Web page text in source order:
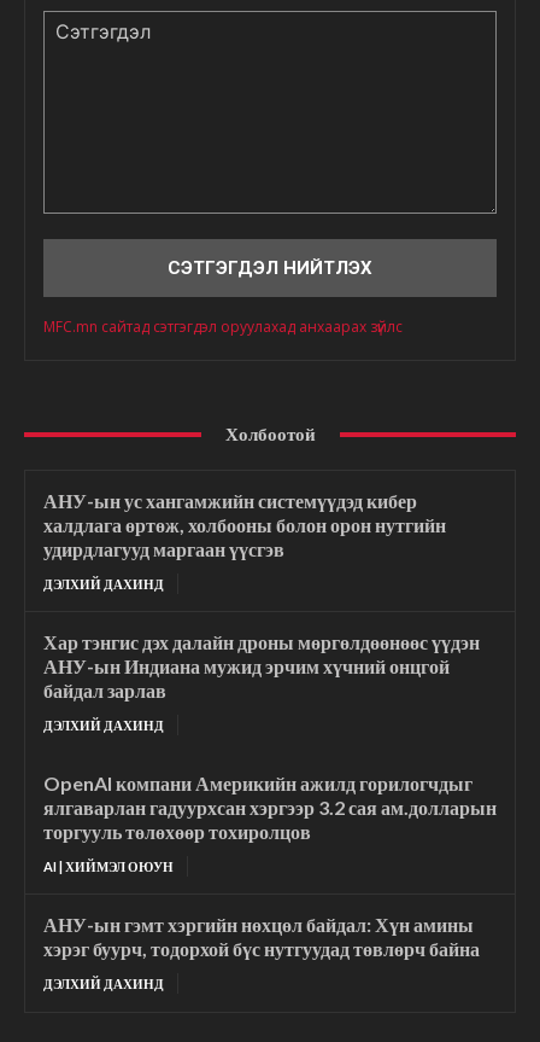
MFC.mn сайтад сэтгэгдэл оруулахад анхаарах зүйлс
Холбоотой
АНУ-ын ус хангамжийн системүүдэд кибер
халдлага өртөж, холбооны болон орон нутгийн
удирдлагууд маргаан үүсгэв
ДЭЛХИЙ ДАХИНД
Хар тэнгис дэх далайн дроны мөргөлдөөнөөс үүдэн
АНУ-ын Индиана мужид эрчим хүчний онцгой
байдал зарлав
ДЭЛХИЙ ДАХИНД
OpenAI компани Америкийн ажилд горилогчдыг
ялгаварлан гадуурхсан хэргээр 3.2 сая ам.долларын
торгууль төлөхөөр тохиролцов
AI | ХИЙМЭЛ ОЮУН
АНУ-ын гэмт хэргийн нөхцөл байдал: Хүн амины
хэрэг буурч, тодорхой бүс нутгуудад төвлөрч байна
ДЭЛХИЙ ДАХИНД